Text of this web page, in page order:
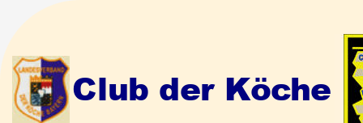
Club der Köche